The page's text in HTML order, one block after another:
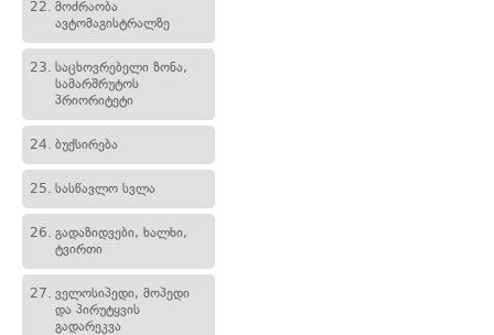
22. მოძრაობა
ავტომაგისტრალზე
23. საცხოვრებელი ზონა,
სამარშრუტოს
პრიორიტეტი
24. ბუქსირება
25. სასწავლო სვლა
26. გადაზიდვები, ხალხი,
ტვირთი
27. ველოსიპედი, მოპედი
და პირუტყვის
გადარეკვა